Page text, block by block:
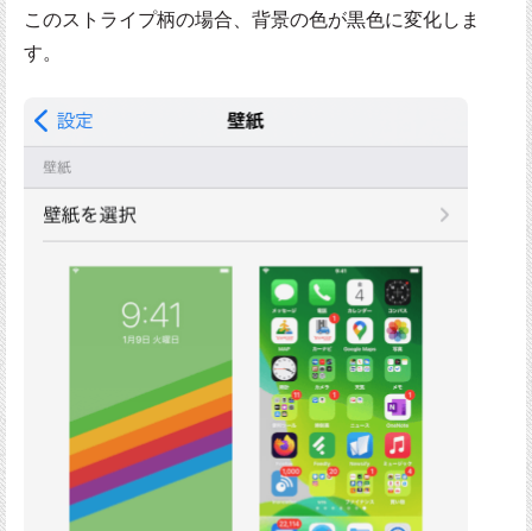
このストライプ柄の場合、背景の色が黒色に変化しま
す。